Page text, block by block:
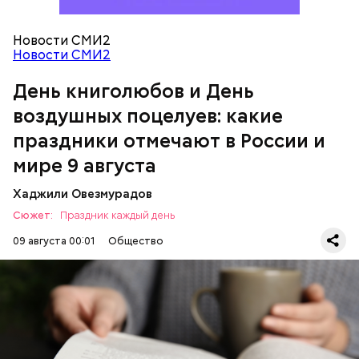
Новости СМИ2
Новости СМИ2
День книголюбов и День
воздушных поцелуев: какие
праздники отмечают в России и
мире 9 августа
Хаджили Овезмурадов
Сюжет:
Праздник каждый день
09 августа 00:01
Общество
В День книголюбов проходят книжные ярмарки,
выставки и распродажи. В библиотеках
организуются поэтические вечера и групповые
чтения, а писатели презентуют свои новые работы.
Отметить эту дату можно и самостоятельно,
День воздушных поцелуев
ПРАЗДНИКИ КНИГИ
ИЗРАИЛЬ
День «Счастье случается»